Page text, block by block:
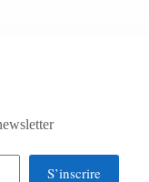
S’inscrire